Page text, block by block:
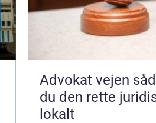
Advokat vejen sådan finder
du den rette
lokalt